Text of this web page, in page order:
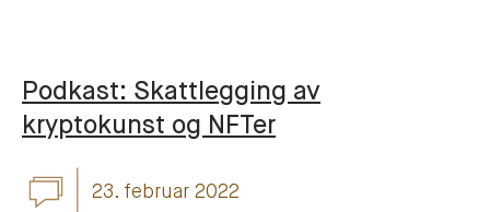
Podkast: Skattlegging av
kryptokunst og NFTer
23. februar 2022